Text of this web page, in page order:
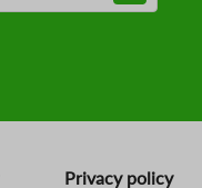
Privacy policy